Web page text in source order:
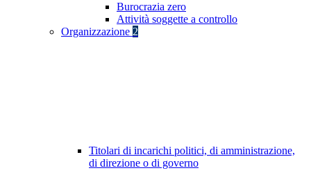
Burocrazia zero
Attività soggette a controllo
Organizzazione 2
Titolari di incarichi politici, di amministrazione,
di direzione o di governo